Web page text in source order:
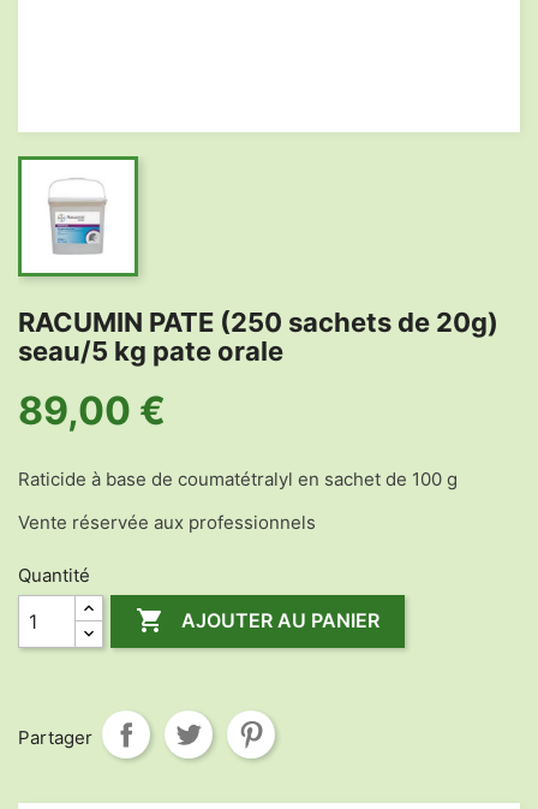
RACUMIN PATE (250 sachets de 20g)
seau/5 kg pate orale
89,00 €
Raticide à base de coumatétralyl en sachet de 100 g
Vente réservée aux professionnels
Quantité
 AJOUTER AU PANIER
Partager